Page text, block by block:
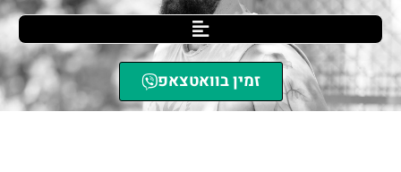
זמין בוואטצאפ